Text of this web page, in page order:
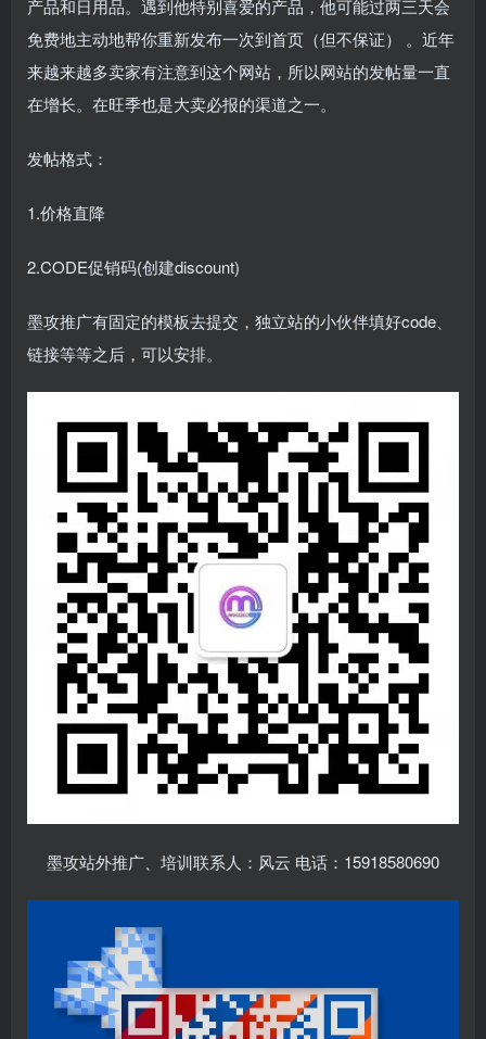
产品和日用品。遇到他特别喜爱的产品，他可能过两三天会
免费地主动地帮你重新发布一次到首页（但不保证） 。近年
来越来越多卖家有注意到这个网站，所以网站的发帖量一直
在增长。在旺季也是大卖必报的渠道之一。
发帖格式：
1.价格直降
2.CODE促销码(创建discount)
墨攻推广有固定的模板去提交，独立站的小伙伴填好code、
链接等等之后，可以安排。
墨攻站外推广、培训联系人：风云 电话：15918580690